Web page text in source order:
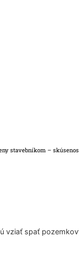
stavebníkom –
vziať spať